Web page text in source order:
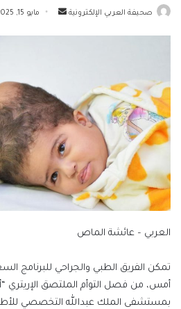
صحيفة العربي الإلكترونية
أرسل مايو 15, 2025
العربي – عائشة الماص
تمكن الفريق الطبي والجراحي للبرنامج
أمس، من فصل التوأم الملتصق الإريتري
بمستشفى الملك عبدالله التخصصي